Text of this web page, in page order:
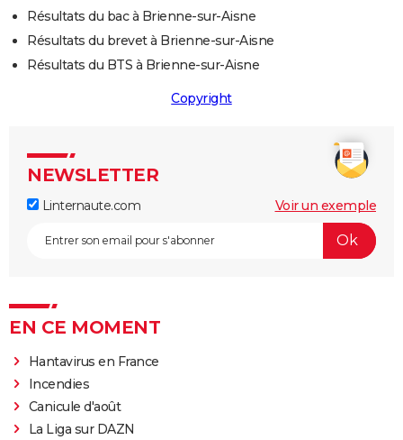
Résultats du bac à Brienne-sur-Aisne
Résultats du brevet à Brienne-sur-Aisne
Résultats du BTS à Brienne-sur-Aisne
Copyright
NEWSLETTER
Linternaute.com Voir un exemple
EN CE MOMENT
Hantavirus en France
Incendies
Canicule d'août
La Liga sur DAZN